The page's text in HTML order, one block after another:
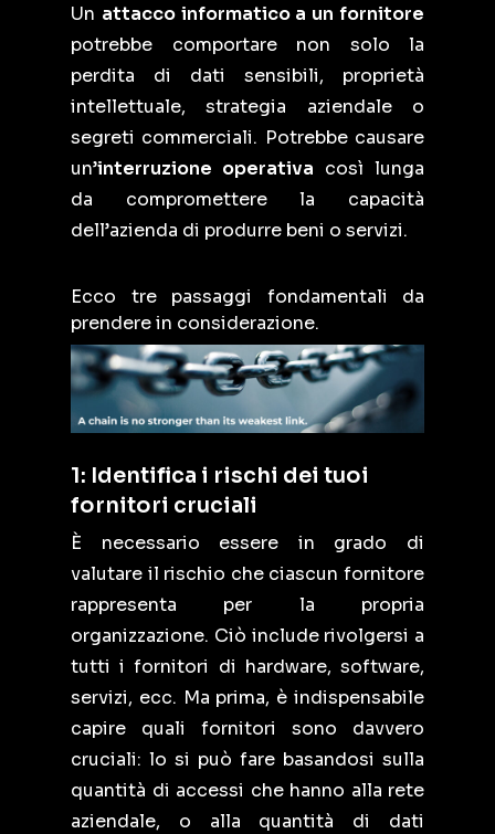
Un attacco informatico a un fornitore
potrebbe comportare non solo la
perdita di dati sensibili, proprietà
intellettuale, strategia aziendale o
segreti commerciali. Potrebbe causare
un’interruzione operativa così lunga
da compromettere la capacità
dell’azienda di produrre beni o servizi.
Ecco tre passaggi fondamentali da
prendere in considerazione.
1: Identifica i rischi dei tuoi
fornitori cruciali
È necessario essere in grado di
valutare il rischio che ciascun fornitore
rappresenta per la propria
organizzazione. Ciò include rivolgersi a
tutti i fornitori di hardware, software,
servizi, ecc. Ma prima, è indispensabile
capire quali fornitori sono davvero
cruciali: lo si può fare basandosi sulla
quantità di accessi che hanno alla rete
aziendale, o alla quantità di dati